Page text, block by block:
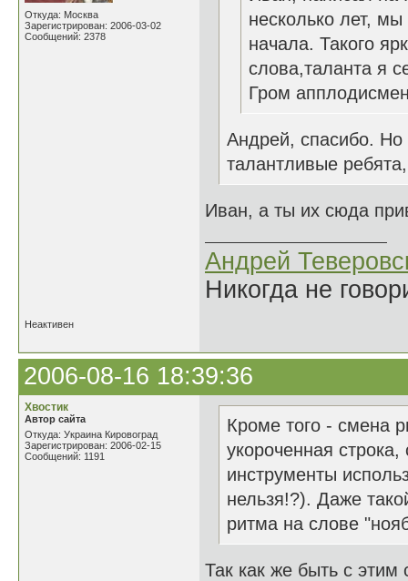
Откуда: Москва
Зарегистрирован: 2006-03-02
Сообщений: 2378
несколько лет,
начала. Такого
слова,таланта я
Гром
Андрей, спасибо. Но
талантливые
Иван, а ты их сюда
Андрей
Никогда не
Неактивен
2006-08-16 18:39:36
Хвостик
Автор сайта
Откуда: Украина Кировоград
Зарегистрирован: 2006-02-15
Сообщений: 1191
Кроме того - смена
укороченная
инструменты
нельзя!?). Даже
ритма на слове
Так как же быть с